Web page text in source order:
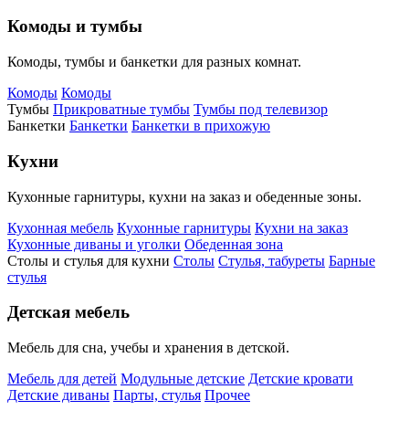
Комоды и тумбы
Комоды, тумбы и банкетки для разных комнат.
Комоды Комоды
Тумбы Прикроватные тумбы Тумбы под телевизор
Банкетки Банкетки Банкетки в прихожую
Кухни
Кухонные гарнитуры, кухни на заказ и обеденные зоны.
Кухонная мебель Кухонные гарнитуры Кухни на заказ
Кухонные диваны и уголки Обеденная зона
Столы и стулья для кухни Столы Стулья, табуреты Барные
стулья
Детская мебель
Мебель для сна, учебы и хранения в детской.
Мебель для детей Модульные детские Детские кровати
Детские диваны Парты, стулья Прочее